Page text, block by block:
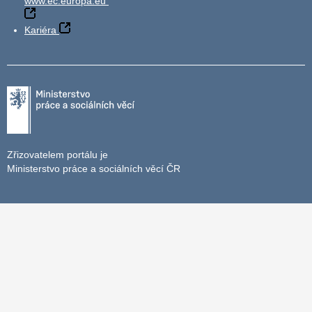
Kariéra
Zřizovatelem portálu je
Ministerstvo práce a sociálních věcí ČR